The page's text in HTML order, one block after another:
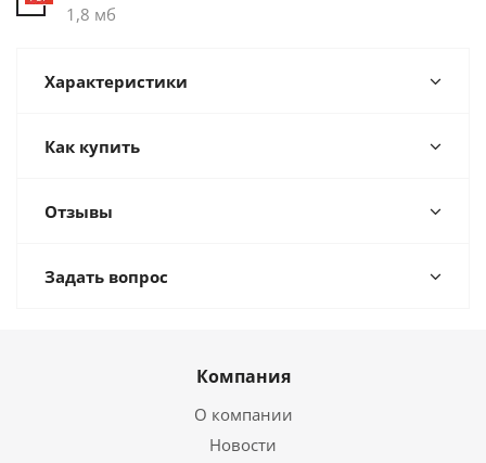
1,8 мб
Характеристики
Как купить
Отзывы
Задать вопрос
Компания
О компании
Новости